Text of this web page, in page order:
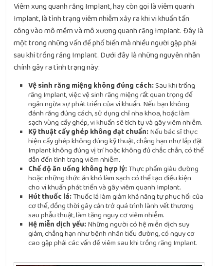
Viêm xung quanh răng Implant, hay còn gọi là viêm quanh
Implant, là tình trạng viêm nhiễm xảy ra khi vi khuẩn tấn
công vào mô mềm và mô xương quanh răng Implant. Đây là
một trong những vấn đề phổ biến mà nhiều người gặp phải
sau khi trồng răng Implant. Dưới đây là những nguyên nhân
chính gây ra tình trạng này:
Vệ sinh răng miệng không đúng cách:Sau khi trồng
răng Implant, việc vệ sinh răng miệng rất quan trọng để
ngăn ngừa sự phát triển của vi khuẩn. Nếu bạn không
đánh răng đúng cách, sử dụng chỉ nha khoa, hoặc làm
sạch vùng cấy ghép, vi khuẩn sẽ tích tụ và gây viêm nhiễm.
Kỹ thuật cấy ghép không đạt chuẩn:Nếu bác sĩ thực
hiện cấy ghép không đúng kỹ thuật, chẳng hạn như lắp đặt
Implant không đúng vị trí hoặc không đủ chắc chắn, có thể
dẫn đến tình trạng viêm nhiễm.
Chế độ ăn uống không hợp lý:Thực phẩm giàu đường
hoặc những thức ăn khó làm sạch có thể tạo điều kiện
cho vi khuẩn phát triển và gây viêm quanh Implant.
Hút thuốc lá:Thuốc lá làm giảm khả năng tự phục hồi của
cơ thể, đồng thời gây cản trở quá trình lành vết thương
sau phẫu thuật, làm tăng nguy cơ viêm nhiễm.
Hệ miễn dịch yếu:Những người có hệ miễn dịch suy
giảm, chẳng hạn như bệnh nhân tiểu đường, có nguy cơ
cao gặp phải các vấn đề viêm sau khi trồng răng Implant.